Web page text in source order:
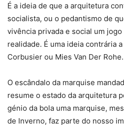
É a ideia de que a arquitetura
socialista, ou o pedantismo de
vivência privada e social um
realidade. É uma ideia contrária
Corbusier ou Mies Van Der Rohe.
O escândalo da marquise
resume o estado da arquitetura
génio da bola uma marquise,
de Inverno, faz parte do nosso